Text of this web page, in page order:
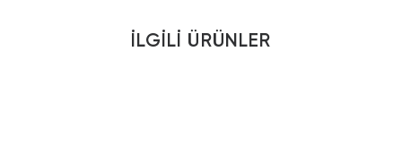
İLGILI ÜRÜNLER